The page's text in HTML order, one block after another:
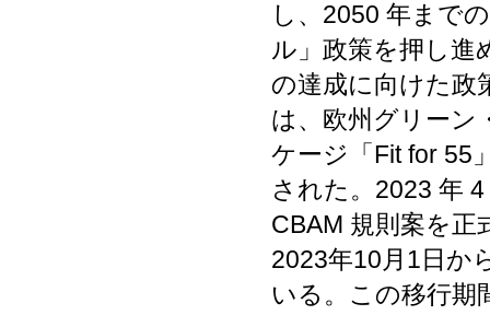
し、2050 年まで
ル」政策を押し進
の達成に向けた政
は、欧州グリーン
ケージ「Fit for 55
された。2023 年
CBAM 規則案を正
2023年10月1日か
いる。この移行期